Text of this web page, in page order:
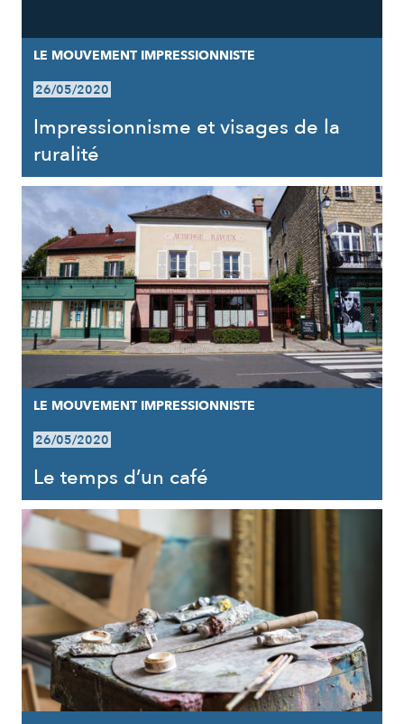
LE MOUVEMENT IMPRESSIONNISTE
26/05/2020
Impressionnisme et visages de la
ruralité
LE MOUVEMENT IMPRESSIONNISTE
26/05/2020
Le temps d’un café